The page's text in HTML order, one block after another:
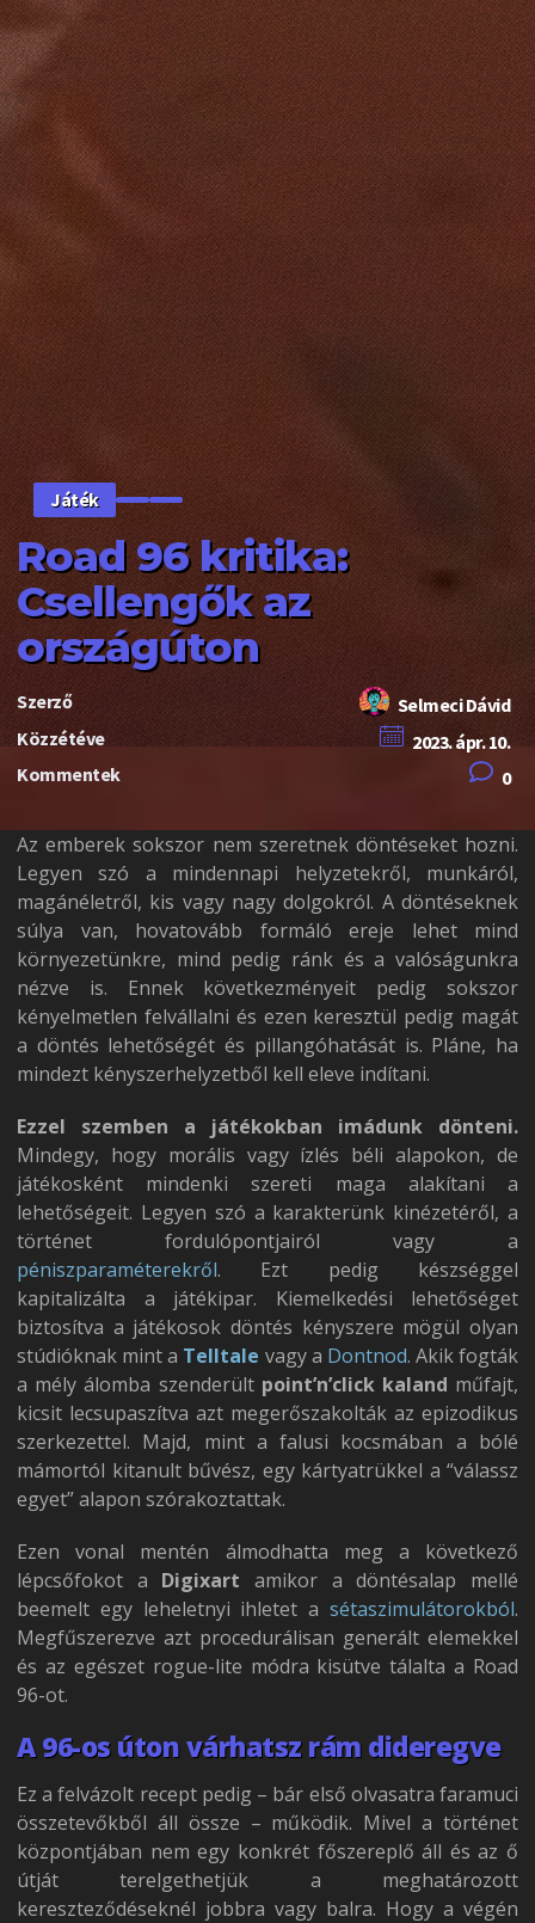
Játék
Road 96 kritika:
Csellengők az
országúton
Szerző
Selmeci Dávid
Közzétéve
2023. ápr. 10.
Kommentek
0
Az emberek sokszor nem szeretnek döntéseket hozni.
Legyen szó a mindennapi helyzetekről, munkáról,
magánéletről, kis vagy nagy dolgokról. A döntéseknek
súlya van, hovatovább formáló ereje lehet mind
környezetünkre, mind pedig ránk és a valóságunkra
nézve is. Ennek következményeit pedig sokszor
kényelmetlen felvállalni és ezen keresztül pedig magát
a döntés lehetőségét és pillangóhatását is. Pláne, ha
mindezt kényszerhelyzetből kell eleve indítani.
Ezzel szemben a játékokban imádunk dönteni.
Mindegy, hogy morális vagy ízlés béli alapokon, de
játékosként mindenki szereti maga alakítani a
lehetőségeit. Legyen szó a karakterünk kinézetéről, a
történet fordulópontjairól vagy a
péniszparaméterekről. Ezt pedig készséggel
kapitalizálta a játékipar. Kiemelkedési lehetőséget
biztosítva a játékosok döntés kényszere mögül olyan
stúdióknak mint a Telltale vagy a Dontnod. Akik fogták
a mély álomba szenderült point’n’click kaland műfajt,
kicsit lecsupaszítva azt megerőszakolták az epizodikus
szerkezettel. Majd, mint a falusi kocsmában a bólé
mámortól kitanult bűvész, egy kártyatrükkel a “válassz
egyet” alapon szórakoztattak.
Ezen vonal mentén álmodhatta meg a következő
lépcsőfokot a Digixart amikor a döntésalap mellé
beemelt egy leheletnyi ihletet a sétaszimulátorokból.
Megfűszerezve azt procedurálisan generált elemekkel
és az egészet rogue-lite módra kisütve tálalta a Road
96-ot.
A 96-os úton várhatsz rám dideregve
Ez a felvázolt recept pedig – bár első olvasatra faramuci
összetevőkből áll össze – működik. Mivel a történet
központjában nem egy konkrét főszereplő áll és az ő
útját terelgethetjük a meghatározott
kereszteződéseknél jobbra vagy balra. Hogy a végén